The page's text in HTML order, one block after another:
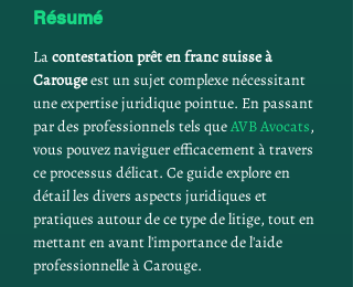
Résumé
La contestation prêt en franc suisse à
Carouge est un sujet complexe nécessitant
une expertise juridique pointue. En passant
par des professionnels tels que AVB Avocats,
vous pouvez naviguer efficacement à travers
ce processus délicat. Ce guide explore en
détail les divers aspects juridiques et
pratiques autour de ce type de litige, tout en
mettant en avant l'importance de l'aide
professionnelle à Carouge.